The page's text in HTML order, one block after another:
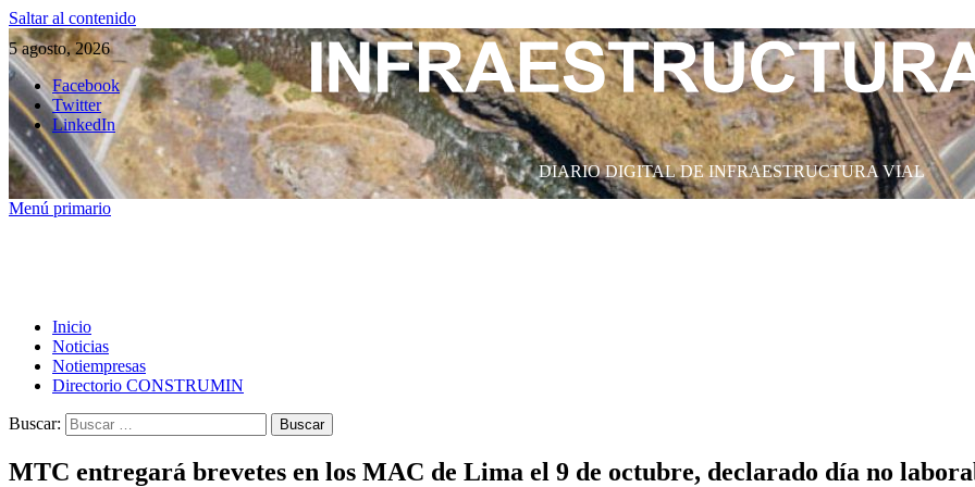
Saltar al contenido
5 agosto, 2026
Facebook
Twitter
LinkedIn
DIARIO DIGITAL DE INFRAESTRUCTURA VIAL
Menú primario
Inicio
Noticias
Notiempresas
Directorio CONSTRUMIN
Buscar:
MTC entregará brevetes en los MAC de Lima el 9 de octubre, declarado día no